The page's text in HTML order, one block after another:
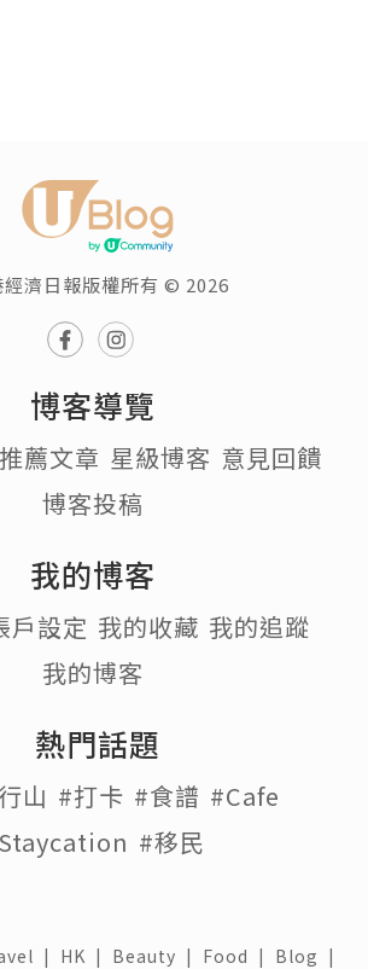
經濟日報版權所有 © 2026
博客導覽
推薦文章 星級博客 意見回饋
博客投稿
我的博客
戶設定 我的收藏 我的追蹤
我的博客
熱門話題
山 #打卡 #食譜 #Cafe
#移民
| HK | Beauty | Food | Blog |